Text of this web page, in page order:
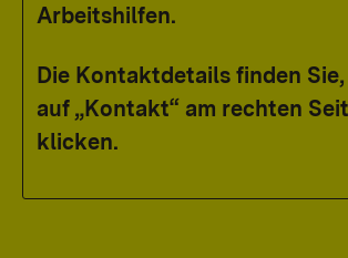
Arbeitshilfen.
Die Kontaktdetails finden
auf „Kontakt“ am rechten
klicken.